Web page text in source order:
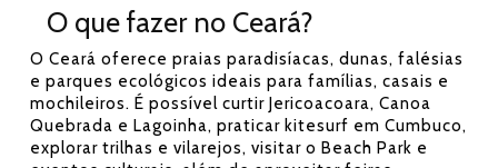
O que fazer no Ceará?
O Ceará oferece praias paradisíacas, dunas, falésias
e parques ecológicos ideais para famílias, casais e
mochileiros. É possível curtir Jericoacoara, Canoa
Quebrada e Lagoinha, praticar kitesurf em Cumbuco,
explorar trilhas e vilarejos, visitar o Beach Park e